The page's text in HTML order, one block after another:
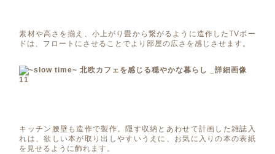
素材や高さを揃え、小上がり畳から繋がるように造作したTVボー
ドは、フロートにさせることでより部屋の広さを感じさせます。
キッチン腰壁も造作で製作。隠す収納とあわせて計画した雑誌入
れは、欲しい本が取り出しやすいうえに、お気に入りの本の表紙
を見せるように飾れます。